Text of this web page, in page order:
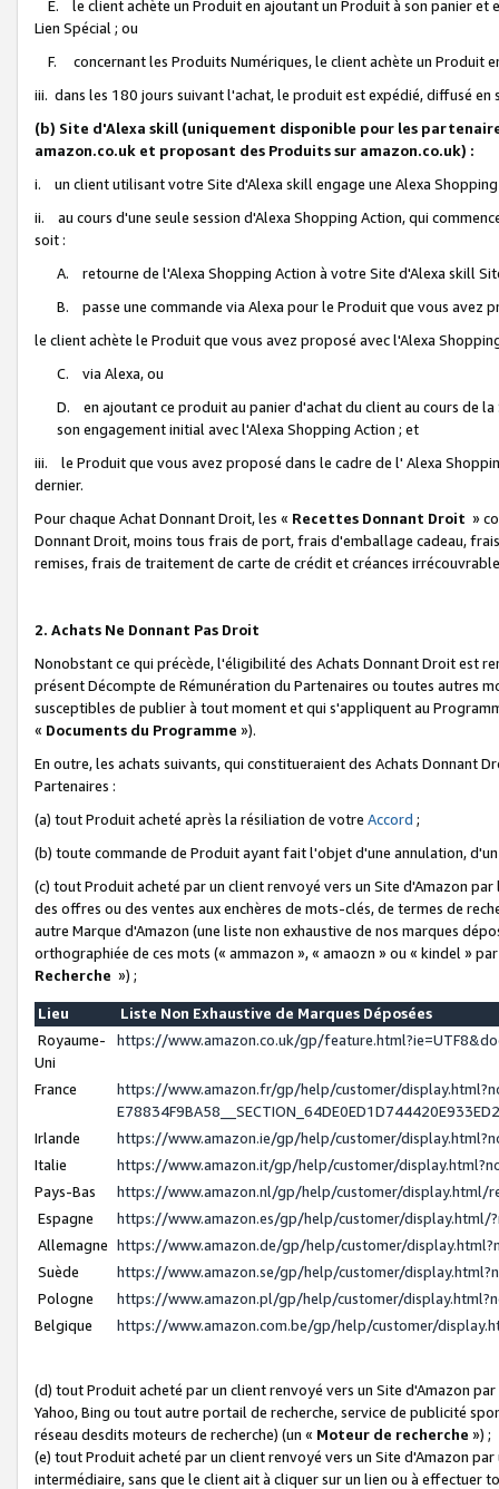
E. le client achète un Produit en ajoutant un Produit à son panier et
Lien Spécial ; ou
F. concernant les Produits Numériques, le client achète un Produit
iii. dans les 180 jours suivant l'achat, le produit est expédié, diffusé
(b) Site d'Alexa skill (uniquement disponible pour les
amazon.co.uk et proposant des Produits sur amazon.co.uk) :
i. un client utilisant votre Site d'Alexa skill engage une Alexa
ii. au cours d'une seule session d'Alexa Shopping Action, qui
soit :
A. retourne de l'Alexa Shopping Action à votre Site d'Alexa skill
B. passe une commande via Alexa pour le Produit que vous avez
le client achète le Produit que vous avez proposé avec l'Alexa
C. via Alexa, ou
D. en ajoutant ce produit au panier d'achat du client au cours de
son engagement initial avec l'Alexa Shopping Action ; et
iii. le Produit que vous avez proposé dans le cadre de l' Alexa
dernier.
Pour chaque Achat Donnant Droit, les « Recettes Donnant Droit »
Donnant Droit, moins tous frais de port, frais d'emballage cadeau,
remises, frais de traitement de carte de crédit et créances
2. Achats Ne Donnant Pas Droit
Nonobstant ce qui précède, l'éligibilité des Achats Donnant Droit est
présent Décompte de Rémunération du Partenaires ou toutes autres
susceptibles de publier à tout moment et qui s'appliquent au
« Documents du Programme »).
En outre, les achats suivants, qui constitueraient des Achats Donnant
Partenaires :
(a) tout Produit acheté après la résiliation de votre Accord ;
(b) toute commande de Produit ayant fait l'objet d'une annulation,
(c) tout Produit acheté par un client renvoyé vers un Site d'Amazon
des offres ou des ventes aux enchères de mots-clés, de termes de
autre Marque d'Amazon (une liste non exhaustive de nos marques
orthographiée de ces mots (« ammazon », « amaozn » ou « kindel »
Recherche ») ;
Lieu
Liste Non Exhaustive de Marques Déposées
Royaume-
Uni
https://www.amazon.co.uk/gp/
France
https://www.amazon.fr/gp/help/customer/
Irlande
https://www.amazon.ie/gp/help/customer/
Italie
https://www.amazon.it/gp/help/customer/
Pays-Bas
https://www.amazon.nl/gp/help/customer/display.html/
Espagne
https://www.amazon.es/gp/help/customer/display.html/
Allemagne https://www.amazon.de/gp/help/customer/
Suède
https://www.amazon.se/gp/help/customer/
Pologne
https://www.amazon.pl/gp/help/customer/
Belgique
https://www.amazon.com.be/gp/help/customer/
(d) tout Produit acheté par un client renvoyé vers un Site d'Amazon
Yahoo, Bing ou tout autre portail de recherche, service de publicité
réseau desdits moteurs de recherche) (un « Moteur de recherche ») ;
(e) tout Produit acheté par un client renvoyé vers un Site d'Amazon
intermédiaire, sans que le client ait à cliquer sur un lien ou à